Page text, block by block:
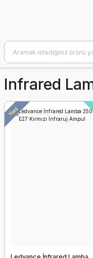
Infrared
Yeni